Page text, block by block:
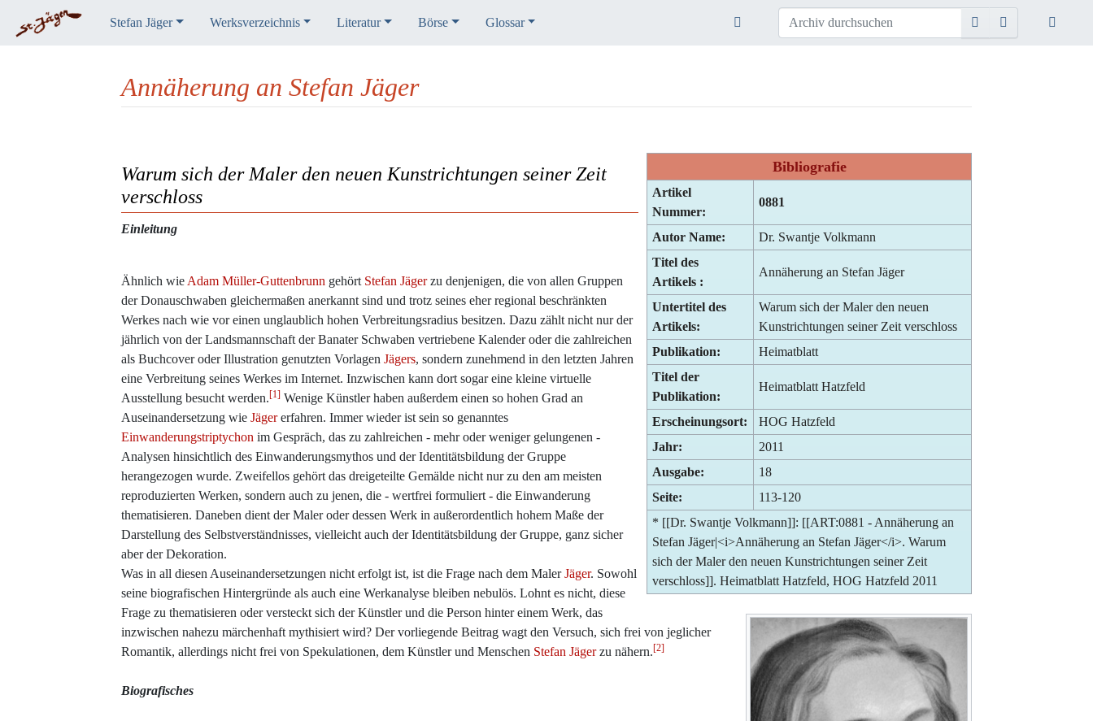
Stefan Jäger Werksverzeichnis Literatur Börse Glossar
Annäherung an Stefan Jäger
Bibliografie
Artikel
Nummer:
0881
Autor Name:
Dr. Swantje Volkmann
Titel des
Artikels :
Annäherung an Stefan Jäger
Untertitel des
Artikels:
Warum sich der Maler den neuen
Kunstrichtungen seiner Zeit verschloss
Publikation:
Heimatblatt
Titel der
Publikation:
Heimatblatt Hatzfeld
Erscheinungsort:
HOG Hatzfeld
Jahr:
2011
Ausgabe:
18
Seite:
113-120
* [[Dr. Swantje Volkmann]]: [[ART:0881 - Annäherung an
Stefan Jäger|<i>Annäherung an Stefan Jäger</i>. Warum
sich der Maler den neuen Kunstrichtungen seiner Zeit
verschloss]]. Heimatblatt Hatzfeld, HOG Hatzfeld 2011
Warum sich der Maler den neuen Kunstrichtungen seiner Zeit
verschloss
Einleitung
Ähnlich wie Adam Müller-Guttenbrunn gehört Stefan Jägerzu denjenigen, die von allen Gruppen
der Donauschwaben gleichermaßen anerkannt sind und trotz seines eher regional beschränkten
Werkes nach wie vor einen unglaublich hohen Verbreitungsradius besitzen. Dazu zählt nicht nur der
jährlich von der Landsmannschaft der Banater Schwaben vertriebene Kalender oder die zahlreichen
als Buchcover oder Illustration genutzten Vorlagen Jägers, sondern zunehmend in den letzten Jahren
eine Verbreitung seines Werkes im Internet. Inzwischen kann dort sogar eine kleine virtuelle
Ausstellung besucht werden.[1] Wenige Künstler haben außerdem einen so hohen Grad an
Auseinandersetzung wie Jägererfahren. Immer wieder ist sein so genanntes
Einwanderungstriptychon im Gespräch, das zu zahlreichen - mehr oder weniger gelungenen -
Analysen hinsichtlich des Einwanderungsmythos und der Identitätsbildung der Gruppe
herangezogen wurde. Zweifellos gehört das dreigeteilte Gemälde nicht nur zu den am meisten
reproduzierten Werken, sondern auch zu jenen, die - wertfrei formuliert - die Einwanderung
thematisieren. Daneben dient der Maler oder dessen Werk in außerordentlich hohem Maße der
Darstellung des Selbstverständnisses, vielleicht auch der Identitätsbildung der Gruppe, ganz sicher
aber der Dekoration.
Was in all diesen Auseinandersetzungen nicht erfolgt ist, ist die Frage nach dem MalerJäger. Sowohl
seine biografischen Hintergründe als auch eine Werkanalyse bleiben nebulös. Lohnt es nicht, diese
Frage zu thematisieren oder versteckt sich der Künstler und die Person hinter einem Werk, das
inzwischen nahezu märchenhaft mythisiert wird? Der vorliegende Beitrag wagt den Versuch, sich frei von jeglicher
Romantik, allerdings nicht frei von Spekulationen, dem Künstler und Menschen Stefan Jägerzu nähern.[2]
Biografisches